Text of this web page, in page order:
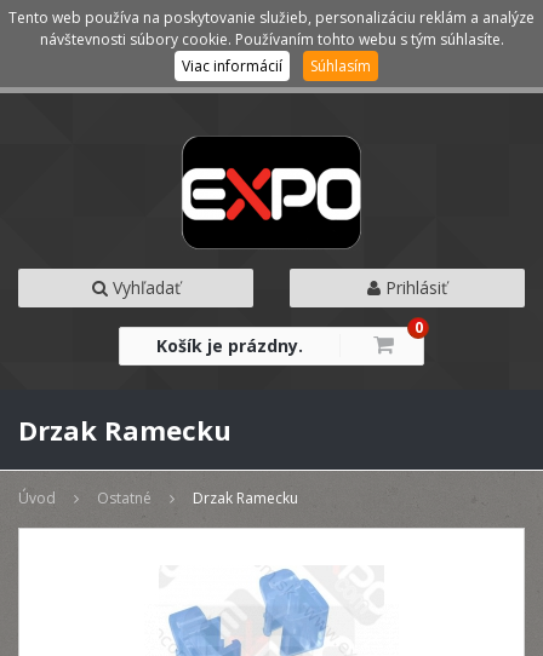
Kategórie Menu
Vyhľadať Prihlásiť
Košík je prázdny.
0
Drzak Ramecku
Úvod Ostatné Drzak Ramecku
Tento web používa na poskytovanie služieb, personalizáciu reklám a analýze
návštevnosti súbory cookie. Používaním tohto webu s tým súhlasíte.
Viac informácií
Súhlasím